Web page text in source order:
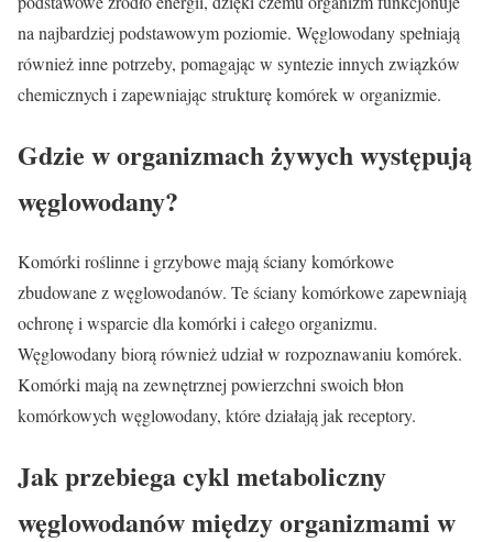
na najbardziej podstawowym poziomie. Węglowodany spełniają
również inne potrzeby, pomagając w syntezie innych związków
chemicznych i zapewniając strukturę komórek w organizmie.
Gdzie w organizmach żywych występują
węglowodany?
Komórki roślinne i grzybowe mają ściany komórkowe
zbudowane z węglowodanów. Te ściany komórkowe zapewniają
ochronę i wsparcie dla komórki i całego organizmu.
Węglowodany biorą również udział w rozpoznawaniu komórek.
Komórki mają na zewnętrznej powierzchni swoich błon
komórkowych węglowodany, które działają jak receptory.
Jak przebiega cykl metaboliczny
węglowodanów między organizmami w